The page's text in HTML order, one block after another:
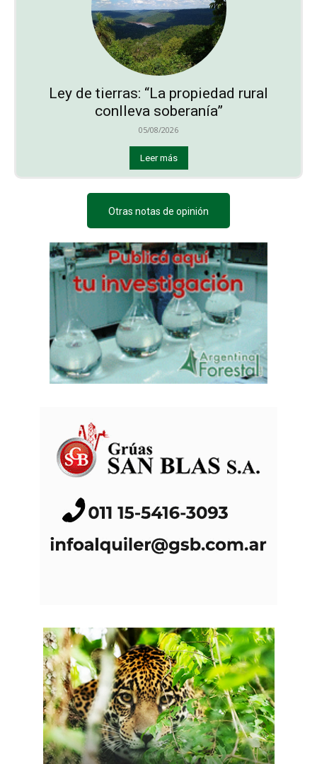
Ley de tierras: “La propiedad rural
conlleva soberanía”
05/08/2026
Leer más
Otras notas de opinión